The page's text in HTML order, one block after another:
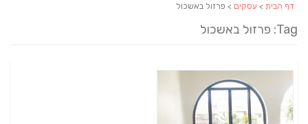
דף הבית>עסקים> פרזול באשכול
Tag: פרזול באשכול